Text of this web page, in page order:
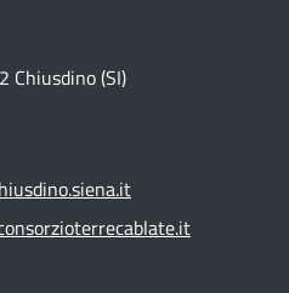
Chiusdino (SI)